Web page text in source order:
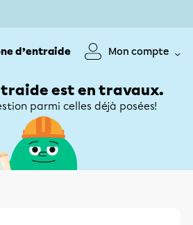
d’entraide Mon compte
est en travaux.
parmi celles déjà posées!